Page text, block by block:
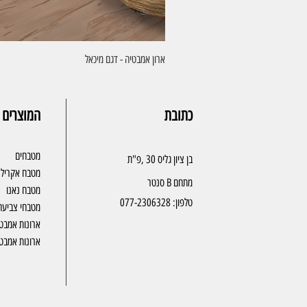
ארון אמבטיה - דגם מיכאל
מטבחים
מטבח אקריל
מטבח נאנו
מטבחי
ארונות
ארונות
כתובת
בן ציון גליס 30 ,פ"ת
מתחם B סנטר
טלפון:077-2306328